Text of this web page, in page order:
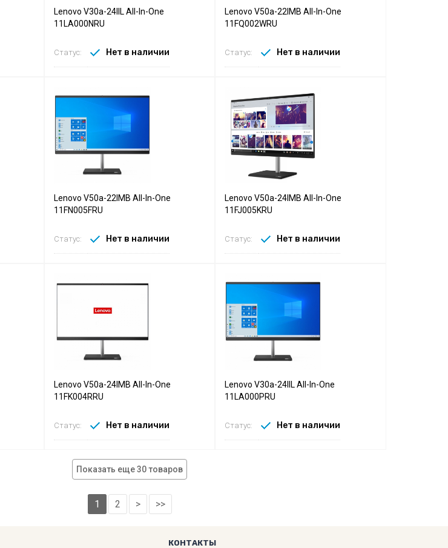
Lenovo V30a-24IIL All-In-One
11LA000NRU
Статус: Нет в наличии
Lenovo V50a-22IMB All-In-One
11FQ002WRU
Статус: Нет в наличии
Lenovo V50a-22IMB All-In-One
11FN005FRU
Статус: Нет в наличии
Lenovo V50a-24IMB All-In-One
11FJ005KRU
Статус: Нет в наличии
Lenovo V50a-24IMB All-In-One
11FK004RRU
Статус: Нет в наличии
Lenovo V30a-24IIL All-In-One
11LA000PRU
Статус: Нет в наличии
Показать еще 30 товаров
1 2 > >>
КОНТАКТЫ